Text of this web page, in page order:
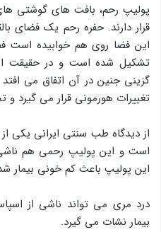
پولیپ رحم، بافت های گوشتی
قرار دارند. حفره رحم یک فضای
این فضا روی هم خوابیده است
تشکیل شده است و در حقیقت
گزینی جنین در آن اتفاق می
تغییرات هورمونی قرار می گیرد
از دیدگاه طب سنتی ایرانی یکی
است و این پولیپ رحمی هم
این پولیپ باعث کم خونی بیمار
درد مری می تواند ناشی از
بیمار نشات می گیرد.